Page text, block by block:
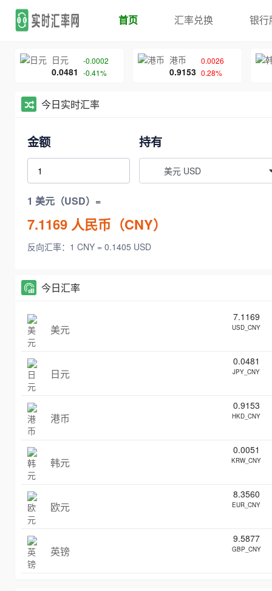
首页 汇率兑换 银行
日元
0.0481
-0.0002
-0.41%
港币
0.9153
0.0026
0.28%
今日实时汇率
金额 持有
美元 USD
1 美元（USD）=
7.1169 人民币（CNY）
反向汇率：1 CNY = 0.1405 USD
今日汇率
美元
7.1169
USD_CNY
日元
0.0481
JPY_CNY
港币
0.9153
HKD_CNY
韩元
0.0051
KRW_CNY
欧元
8.3560
EUR_CNY
英镑
9.5877
GBP_CNY